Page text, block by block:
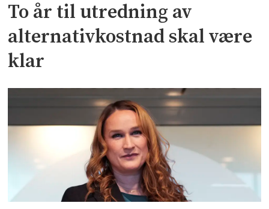
To år til utredning av
alternativkostnad skal være
klar